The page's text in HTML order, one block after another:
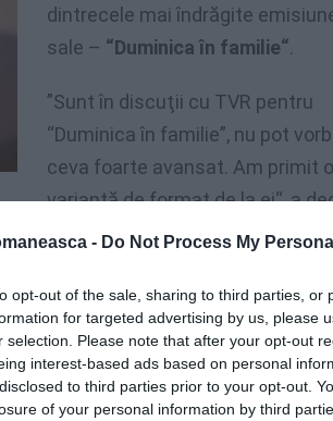
- Do Not Process My
opt-out of the sale, sharing to third parties, or
for targeted advertising by us, please
selection. Please note that after your opt-out
interest-based ads based on personal
to third parties prior to your opt-out.
of your personal information by third
dintrecele mai îndrăgite
sale – “Duminica în familie“.
”Sunt în discuţii cu TVR pentru
“Duminica în familie”, nu pot
ceva foarte avansat. Am primit o
variantă de format de la ei“, a
În trecut, prezentatoarea TV a
locuieşte în Monaco din 2009, dar a
ale unor emisiuni TV.